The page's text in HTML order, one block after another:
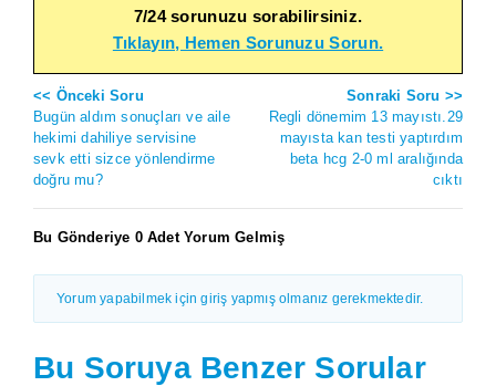
7/24 sorunuzu sorabilirsiniz.
Tıklayın, Hemen Sorunuzu Sorun.
<< Önceki Soru
Bugün aldım sonuçları ve aile
hekimi dahiliye servisine
sevk etti sizce yönlendirme
doğru mu?
Sonraki Soru >>
Regli dönemim 13 mayıstı.29
mayısta kan testi yaptırdım
beta hcg 2-0 ml aralığında
cıktı
Bu Gönderiye 0 Adet Yorum Gelmiş
Yorum yapabilmek için giriş yapmış olmanız gerekmektedir.
Bu Soruya Benzer Sorular